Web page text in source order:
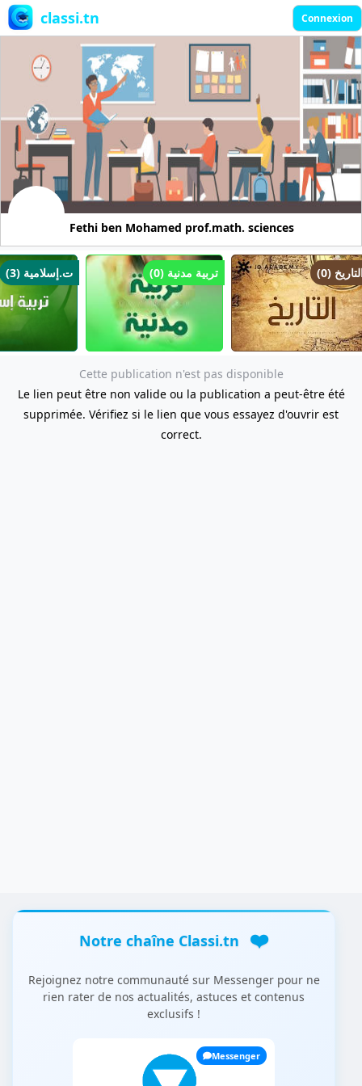
classi.tn Connexion
Fethi ben Mohamed prof.math. sciences
ت.إسلامية (3) تربية مدنية (0) التاريخ (0)
Cette publication n'est pas disponible
Le lien peut être non valide ou la publication a peut-être été
supprimée. Vérifiez si le lien que vous essayez d'ouvrir est
correct.
Notre chaîne Classi.tn ❤️
Rejoignez notre communauté sur Messenger pour ne
rien rater de nos actualités, astuces et contenus
exclusifs !
Messenger